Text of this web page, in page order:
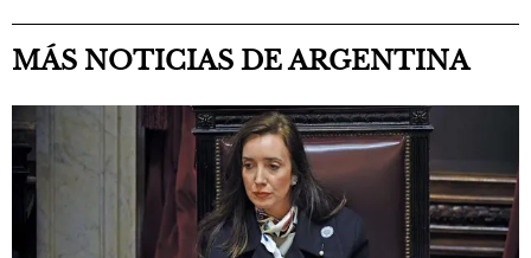
MÁS NOTICIAS DE ARGENTINA